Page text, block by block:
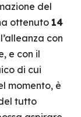
del
ottenuto 14
con
e con il
di cui
momento, è
tutto